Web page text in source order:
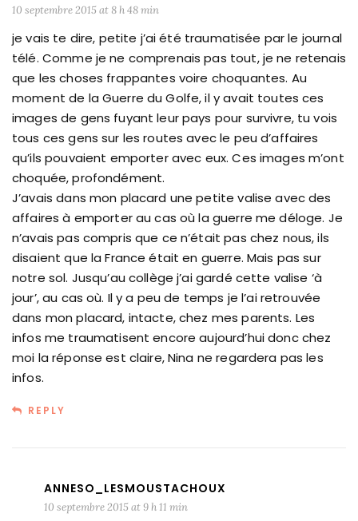
10 septembre 2015 at 8 h 48 min
je vais te dire, petite j’ai été traumatisée par le journal
télé. Comme je ne comprenais pas tout, je ne retenais
que les choses frappantes voire choquantes. Au
moment de la Guerre du Golfe, il y avait toutes ces
images de gens fuyant leur pays pour survivre, tu vois
tous ces gens sur les routes avec le peu d’affaires
qu’ils pouvaient emporter avec eux. Ces images m’ont
choquée, profondément.
J’avais dans mon placard une petite valise avec des
affaires à emporter au cas où la guerre me déloge. Je
n’avais pas compris que ce n’était pas chez nous, ils
disaient que la France était en guerre. Mais pas sur
notre sol. Jusqu’au collège j’ai gardé cette valise ‘à
jour’, au cas où. Il y a peu de temps je l’ai retrouvée
dans mon placard, intacte, chez mes parents. Les
infos me traumatisent encore aujourd’hui donc chez
moi la réponse est claire, Nina ne regardera pas les
infos.
REPLY
ANNESO_LESMOUSTACHOUX
10 septembre 2015 at 9 h 11 min